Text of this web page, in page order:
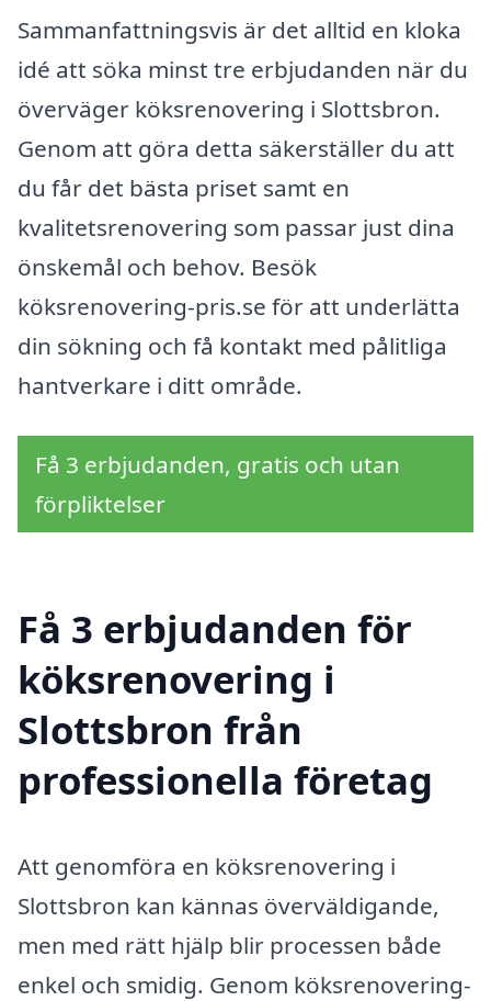
Sammanfattningsvis är det alltid en kloka
idé att söka minst tre erbjudanden när du
överväger köksrenovering i Slottsbron.
Genom att göra detta säkerställer du att
du får det bästa priset samt en
kvalitetsrenovering som passar just dina
önskemål och behov. Besök
köksrenovering-pris.se för att underlätta
din sökning och få kontakt med pålitliga
hantverkare i ditt område.
Få 3 erbjudanden, gratis och utan
förpliktelser
Få 3 erbjudanden för
köksrenovering i
Slottsbron från
professionella företag
Att genomföra en köksrenovering i
Slottsbron kan kännas överväldigande,
men med rätt hjälp blir processen både
enkel och smidig. Genom köksrenovering-